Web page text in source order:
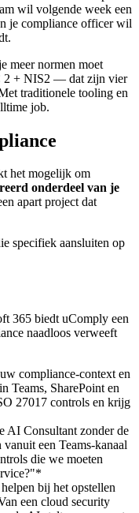
wil volgende week een
je compliance officer wil
meer normen moet
2 + NIS2 — dat zijn vier
traditionele tooling en
job.
het mogelijk om
onderdeel van je
apart project dat
specifiek aansluiten op
365 biedt uComply een
naadloos verweeft
compliance-context en
Teams, SharePoint en
27017 controls en krijg
AI Consultant zonder de
een Teams-kanaal
die we moeten
bij het opstellen
een cloud security